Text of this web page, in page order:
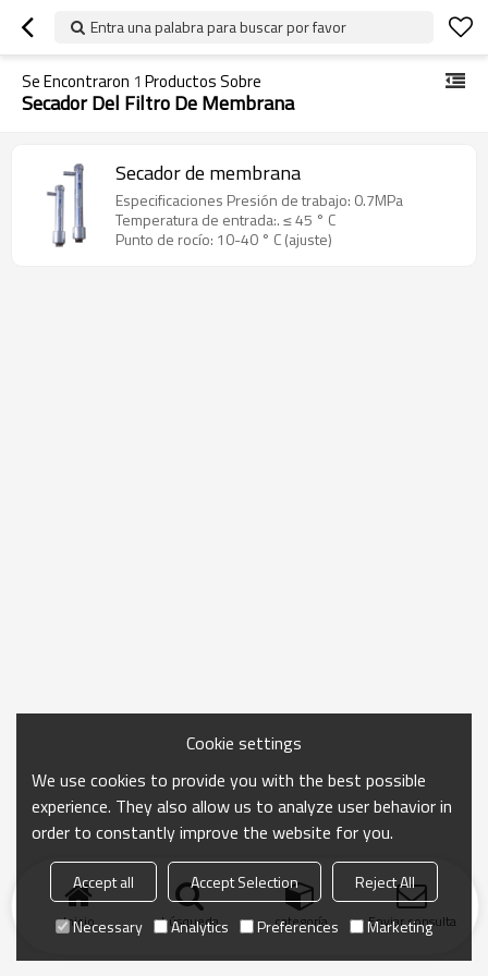
Entra una palabra para buscar por favor
Se Encontraron 1 Productos Sobre
Secador Del Filtro De Membrana
Secador de membrana
Especificaciones Presión de trabajo: 0.7MPa
Temperatura de entrada:. ≤ 45 ° C
Punto de rocío: 10-40 ° C (ajuste)
Inicio búsqueda categoría Enviar consulta
Cookie settings
We use cookies to provide you with the best possible
experience. They also allow us to analyze user behavior in
order to constantly improve the website for you.
Accept all Accept Selection
Reject All
Necessary
Analytics Preferences Marketing